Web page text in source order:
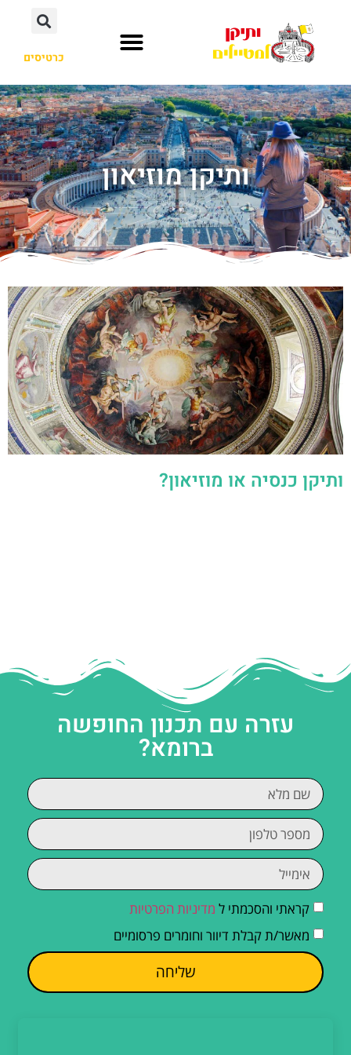
כרטיסים
ותיקן מוזיאון
ותיקן כנסיה או מוזיאון?
עזרה עם תכנון החופשה
ברומא?
קראתי והסכמתי ל מדיניות הפרטיות
מאשר/ת קבלת דיוור וחומרים פרסומיים
שליחה